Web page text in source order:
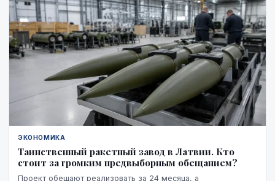
ЭКОНОМИКА
Таинственный ракетный завод в Латвии. Кто
стоит за громким предвыборным обещанием?
Проект обещают реализовать за 24 месяца, а